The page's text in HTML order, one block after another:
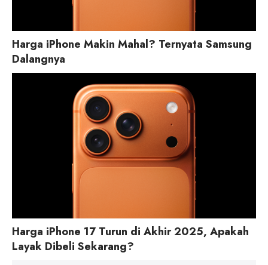
Harga iPhone Makin Mahal? Ternyata Samsung
Dalangnya
Harga iPhone 17 Turun di Akhir 2025, Apakah
Layak Dibeli Sekarang?